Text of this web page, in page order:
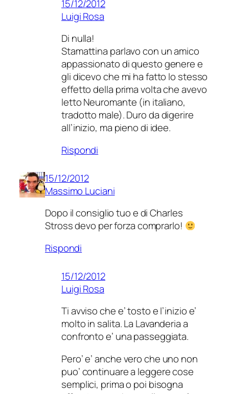
15/12/2012
Luigi Rosa
Di nulla!
Stamattina parlavo con un amico
appassionato di questo genere e
gli dicevo che mi ha fatto lo stesso
effetto della prima volta che avevo
letto Neuromante (in italiano,
tradotto male). Duro da digerire
all’inizio, ma pieno di idee.
Rispondi
15/12/2012
Massimo Luciani
Dopo il consiglio tuo e di Charles
Stross devo per forza comprarlo!
Rispondi
15/12/2012
Luigi Rosa
Ti avviso che e’ tosto e l’inizio e’
molto in salita. La Lavanderia a
confronto e’ una passeggiata.
Pero’ e’ anche vero che uno non
puo’ continuare a leggere cose
semplici, prima o poi bisogna